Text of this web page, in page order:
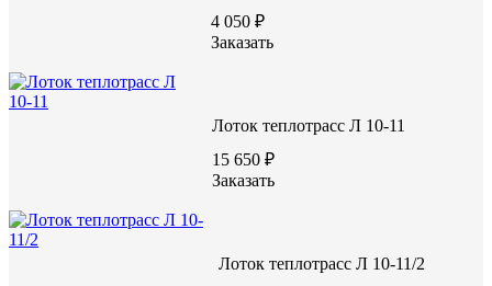
4 050 ₽
Заказать
Лоток теплотрасс Л 10-11
15 650 ₽
Заказать
Лоток теплотрасс Л 10-11/2